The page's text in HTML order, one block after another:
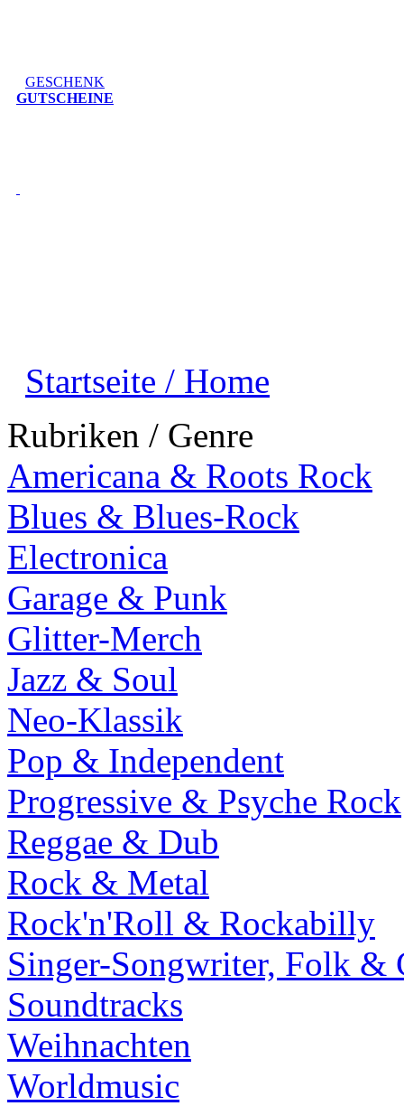
GESCHENK
GUTSCHEINE
Startseite / Home
Rubriken / Genre
Americana & Roots Rock
Blues & Blues-Rock
Electronica
Garage & Punk
Glitter-Merch
Jazz & Soul
Neo-Klassik
Pop & Independent
Progressive & Psyche Rock
Reggae & Dub
Rock & Metal
Rock'n'Roll & Rockabilly
Singer-Songwriter, Folk &
Soundtracks
Weihnachten
Worldmusic